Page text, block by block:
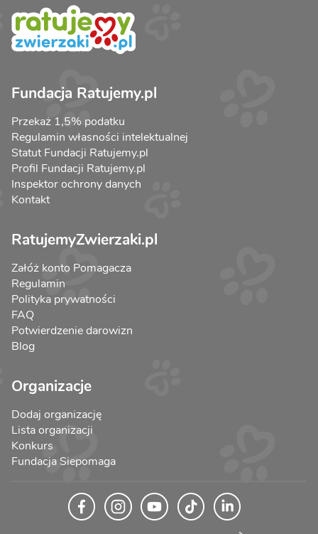
Fundacja Ratujemy.pl
Przekaż 1,5% podatku
Regulamin własności intelektualnej
Statut Fundacji Ratujemy.pl
Profil Fundacji Ratujemy.pl
Inspektor ochrony danych
Kontakt
RatujemyZwierzaki.pl
Załóż konto Pomagacza
Regulamin
Polityka prywatności
FAQ
Potwierdzenie darowizn
Blog
Organizacje
Dodaj organizację
Lista organizacji
Konkurs
Fundacja Siepomaga